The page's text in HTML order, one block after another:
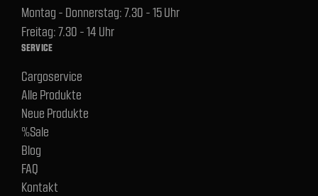
Montag - Donnerstag: 7.30 - 15 Uhr
Freitag: 7.30 - 14 Uhr
SERVICE
Cargoservice
Alle Produkte
Neue Produkte
%Sale
Blog
FAQ
Kontakt